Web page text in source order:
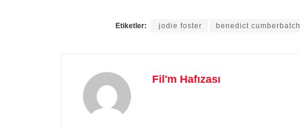
Etiketler: jodie foster benedict cumberbatch
Fil'm Hafızası